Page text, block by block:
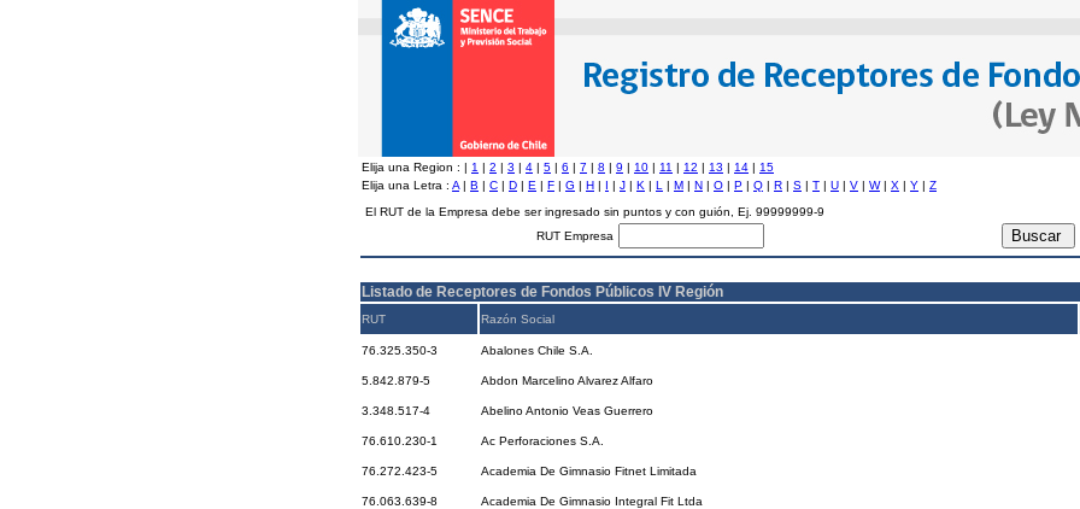
Elija una Region : | 1 | 2 | 3 | 4 | 5 | 6 | 7 | 8 | 9 | 10 | 11 | 12 | 13 | 14 | 15
Elija una Letra : A | B | C | D | E | F | G | H | I | J | K | L | M | N | O | P | Q | R | S | T | U | V | W| X | Y | Z
El RUT de la Empresa debe ser ingresado sin puntos y con guión, Ej. 99999999-9
RUT Empresa
Listado de Receptores de Fondos Públicos IV Región
RUT Razón Social
76.325.350-3 Abalones Chile S.A.
5.842.879-5 Abdon Marcelino Alvarez Alfaro
3.348.517-4 Abelino Antonio Veas Guerrero
76.610.230-1 Ac Perforaciones S.A.
76.272.423-5 Academia De Gimnasio Fitnet Limitada
76.063.639-8 Academia De Gimnasio Integral Fit Ltda